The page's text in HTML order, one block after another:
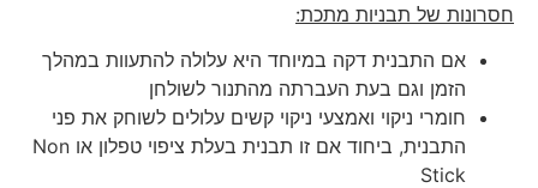
חסרונות של תבניות מתכת:
אם התבנית דקה במיוחד היא עלולה להתעוות במהלך
הזמן וגם בעת העברתה מהתנור לשולחן
חומרי ניקוי ואמצעי ניקוי קשים עלולים לשוחק את פני
התבנית, ביחוד אם זו תבנית בעלת ציפוי טפלון או Non
Stick